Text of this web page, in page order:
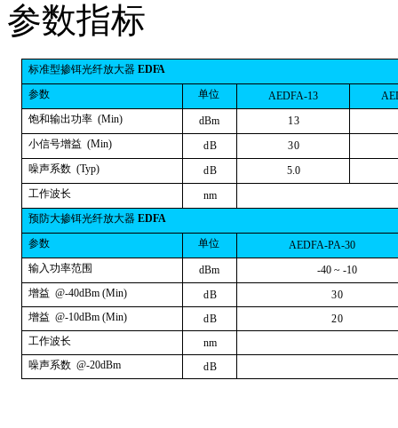
参数指标
标准型掺铒光纤放大器 EDFA
参数
单位 AEDFA-13 A
饱和输出功率 (Min) dBm
13
小信号增益 (Min) dB
30
噪声系数 (Typ) dB 5.0
工作波长
nm
预防大掺铒光纤放大器 EDFA
参数
单位 AEDFA-PA-30
输入功率范围
dBm -40 ~ -10
增益 @-40dBm (Min) dB
30
增益 @-10dBm (Min) dB
20
工作波长
nm
噪声系数 @-20dBm dB